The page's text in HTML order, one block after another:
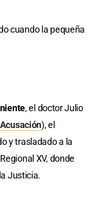
cuando la pequeña
, el doctor Julio
), el
y trasladado a la
XV, donde
Justicia.